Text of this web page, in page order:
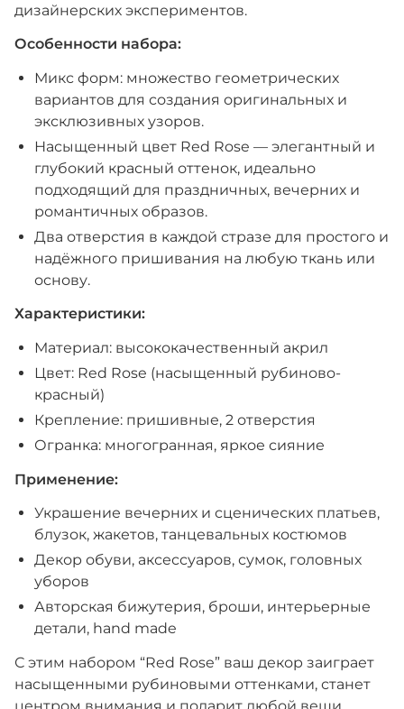
дизайнерских экспериментов.
Особенности набора:
Микс форм: множество геометрических
вариантов для создания оригинальных и
эксклюзивных узоров.
Насыщенный цвет Red Rose — элегантный и
глубокий красный оттенок, идеально
подходящий для праздничных, вечерних и
романтичных образов.
Два отверстия в каждой стразе для простого и
надёжного пришивания на любую ткань или
основу.
Характеристики:
Материал: высококачественный акрил
Цвет: Red Rose (насыщенный рубиново-
красный)
Крепление: пришивные, 2 отверстия
Огранка: многогранная, яркое сияние
Применение:
Украшение вечерних и сценических платьев,
блузок, жакетов, танцевальных костюмов
Декор обуви, аксессуаров, сумок, головных
уборов
Авторская бижутерия, броши, интерьерные
детали, hand made
С этим набором “Red Rose” ваш декор заиграет
насыщенными рубиновыми оттенками, станет